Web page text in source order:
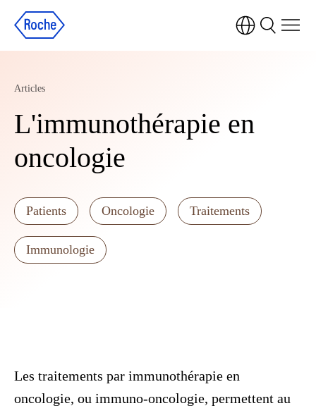
Articles
L'immunothérapie en
oncologie
Patients Oncologie Traitements
Immunologie
Les traitements par immunothérapie en
oncologie, ou immuno-oncologie, permettent au